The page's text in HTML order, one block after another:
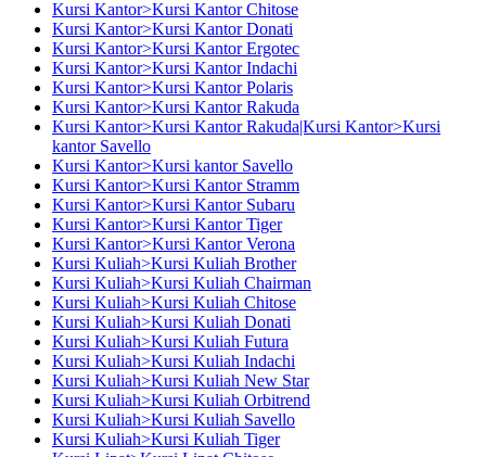
Kursi Kantor>Kursi Kantor Chitose
Kursi Kantor>Kursi Kantor Donati
Kursi Kantor>Kursi Kantor Ergotec
Kursi Kantor>Kursi Kantor Indachi
Kursi Kantor>Kursi Kantor Polaris
Kursi Kantor>Kursi Kantor Rakuda
Kursi Kantor>Kursi Kantor Rakuda|Kursi Kantor>Kursi
kantor Savello
Kursi Kantor>Kursi kantor Savello
Kursi Kantor>Kursi Kantor Stramm
Kursi Kantor>Kursi Kantor Subaru
Kursi Kantor>Kursi Kantor Tiger
Kursi Kantor>Kursi Kantor Verona
Kursi Kuliah>Kursi Kuliah Brother
Kursi Kuliah>Kursi Kuliah Chairman
Kursi Kuliah>Kursi Kuliah Chitose
Kursi Kuliah>Kursi Kuliah Donati
Kursi Kuliah>Kursi Kuliah Futura
Kursi Kuliah>Kursi Kuliah Indachi
Kursi Kuliah>Kursi Kuliah New Star
Kursi Kuliah>Kursi Kuliah Orbitrend
Kursi Kuliah>Kursi Kuliah Savello
Kursi Kuliah>Kursi Kuliah Tiger